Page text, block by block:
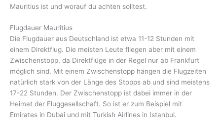
Mauritius ist und worauf du achten solltest.
Flugdauer Mauritius
Die Flugdauer aus Deutschland ist etwa 11-12 Stunden mit
einem Direktflug. Die meisten Leute fliegen aber mit einem
Zwischenstopp, da Direktflüge in der Regel nur ab Frankfurt
möglich sind. Mit einem Zwischenstopp hängen die Flugzeiten
natürlich stark von der Länge des Stopps ab und sind meistens
17-22 Stunden. Der Zwischenstopp ist dabei immer in der
Heimat der Fluggesellschaft. So ist er zum Beispiel mit
Emirates in Dubai und mit Turkish Airlines in Istanbul.